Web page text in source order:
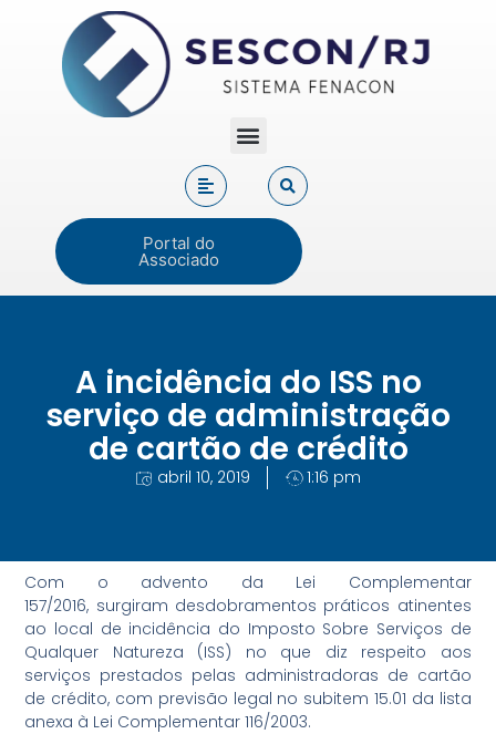
Portal do
Associado
A incidência do ISS no
serviço de administração
de cartão de crédito
abril 10, 2019 1:16 pm
Com o advento da Lei Complementar
157/2016, surgiram desdobramentos práticos atinentes
ao local de incidência do Imposto Sobre Serviços de
Qualquer Natureza (ISS) no que diz respeito aos
serviços prestados pelas administradoras de cartão
de crédito, com previsão legal no subitem 15.01 da lista
anexa à Lei Complementar 116/2003.